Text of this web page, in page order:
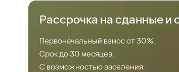
Рассрочка на сданные и
Первоначальный взнос от 30%.
Срок до 30 месяцев.
С возможностью заселения.